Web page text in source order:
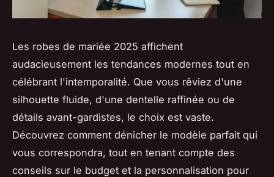
Les robes de mariée 2025 affichent
audacieusement les tendances modernes tout en
célébrant l'intemporalité. Que vous rêviez d'une
silhouette fluide, d'une dentelle raffinée ou de
détails avant-gardistes, le choix est vaste.
Découvrez comment dénicher le modèle parfait qui
vous correspondra, tout en tenant compte des
conseils sur le budget et la personnalisation pour